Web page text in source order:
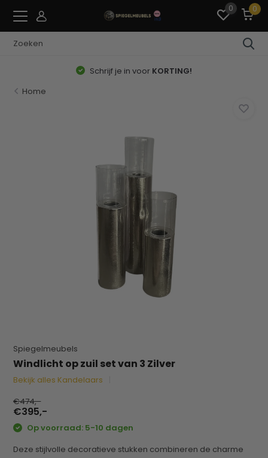
0 0
Schrijf je in voor KORTING!
Home
Spiegelmeubels
Windlicht op zuil set van 3 Zilver
Bekijk alles Kandelaars
€474,-
€395,-
Op voorraad: 5-10 dagen
Deze stijlvolle decoratieve stukken combineren de charme